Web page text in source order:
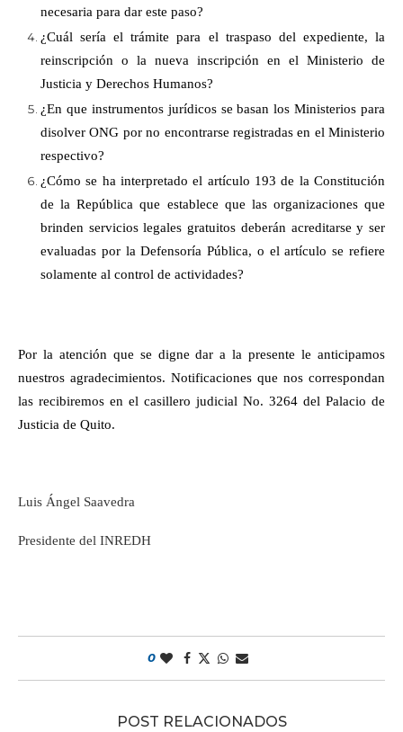
necesaria para dar este paso?
¿Cuál sería el trámite para el traspaso del expediente, la
reinscripción o la nueva inscripción en el Ministerio de
Justicia y Derechos Humanos?
¿En que instrumentos jurídicos se basan los Ministerios para
disolver ONG por no encontrarse registradas en el Ministerio
respectivo?
¿Cómo se ha interpretado el artículo 193 de la Constitución
de la República que establece que las organizaciones que
brinden servicios legales gratuitos deberán acreditarse y ser
evaluadas por la Defensoría Pública, o el artículo se refiere
solamente al control de actividades?
Por la atención que se digne dar a la presente le anticipamos
nuestros agradecimientos. Notificaciones que nos correspondan
las recibiremos en el casillero judicial No. 3264 del Palacio de
Justicia de Quito.
Luis Ángel Saavedra
Presidente del INREDH
0
POST RELACIONADOS